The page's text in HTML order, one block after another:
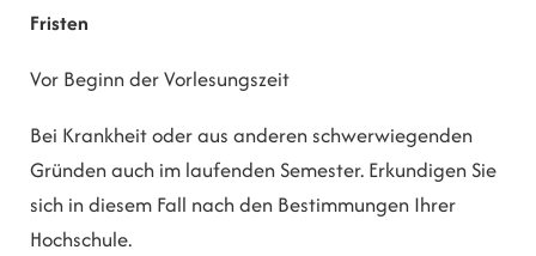
Fristen
Vor Beginn der Vorlesungszeit
Bei Krankheit oder aus anderen schwerwiegenden
Gründen auch im laufenden Semester. Erkundigen Sie
sich in diesem Fall nach den Bestimmungen Ihrer
Hochschule.